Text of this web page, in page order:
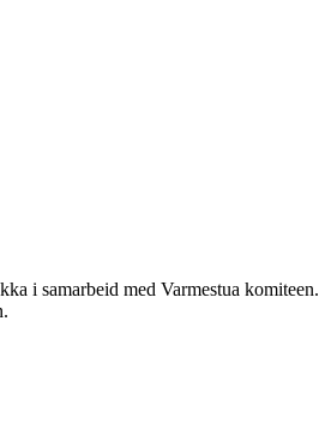
i samarbeid med Varmestua komiteen.